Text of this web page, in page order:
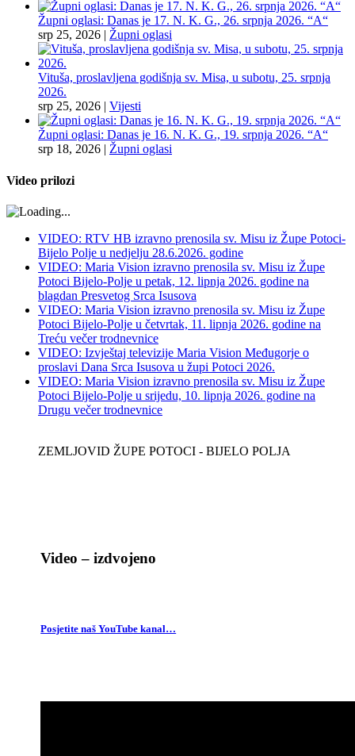
Župni oglasi: Danas je 17. N. K. G., 26. srpnja 2026. “A“
srp 25, 2026 | Župni oglasi
Vituša, proslavljena godišnja sv. Misa, u subotu, 25. srpnja
2026.
srp 25, 2026 | Vijesti
Župni oglasi: Danas je 16. N. K. G., 19. srpnja 2026. “A“
srp 18, 2026 | Župni oglasi
Video prilozi
VIDEO: RTV HB izravno prenosila sv. Misu iz Župe Potoci-
Bijelo Polje u nedjelju 28.6.2026. godine
VIDEO: Maria Vision izravno prenosila sv. Misu iz Župe
Potoci Bijelo-Polje u petak, 12. lipnja 2026. godine na
blagdan Presvetog Srca Isusova
VIDEO: Maria Vision izravno prenosila sv. Misu iz Župe
Potoci Bijelo-Polje u četvrtak, 11. lipnja 2026. godine na
Treću večer trodnevnice
VIDEO: Izvještaj televizije Maria Vision Međugorje o
proslavi Dana Srca Isusova u župi Potoci 2026.
VIDEO: Maria Vision izravno prenosila sv. Misu iz Župe
Potoci Bijelo-Polje u srijedu, 10. lipnja 2026. godine na
Drugu večer trodnevnice
ZEMLJOVID ŽUPE POTOCI - BIJELO POLJA
Video – izdvojeno
Posjetite naš YouTube kanal…